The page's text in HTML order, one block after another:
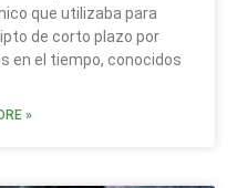
que utilizaba para
de corto plazo por
en el tiempo, conocidos
»